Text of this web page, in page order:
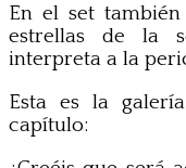
En el set
estrellas de la
interpreta a la
Esta es la
capítulo: